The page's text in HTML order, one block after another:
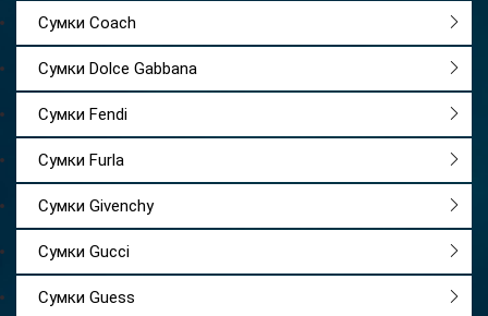
Сумки Coach
Сумки Dolce Gabbana
Сумки Fendi
Сумки Furla
Сумки Givenchy
Сумки Gucci
Сумки Guess